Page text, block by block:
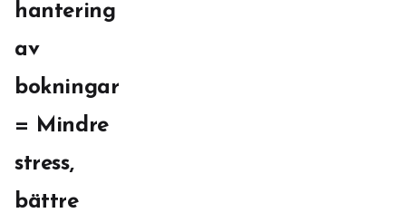
hantering
av
bokningar
= Mindre
stress,
bättre